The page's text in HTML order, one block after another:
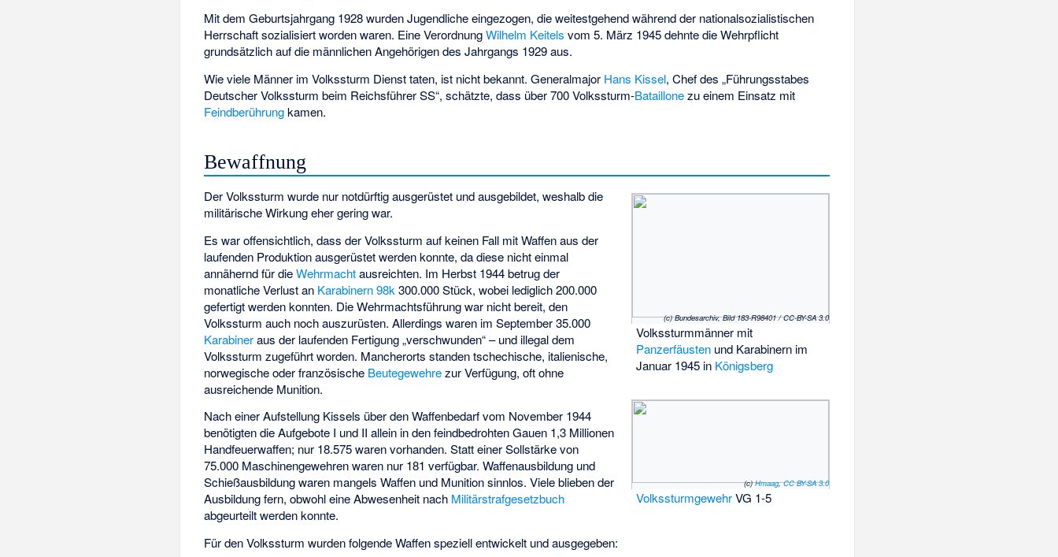
Mit dem Geburtsjahrgang 1928 wurden Jugendliche eingezogen, die weitestgehend während der nationalsozialistischen
Herrschaft sozialisiert worden waren. Eine VerordnungWilhelm Keitels vom 5. März 1945 dehnte die Wehrpflicht
grundsätzlich auf die männlichen Angehörigen des Jahrgangs 1929 aus.
Wie viele Männer im Volkssturm Dienst taten, ist nicht bekannt. Generalmajor Hans Kissel, Chef des „Führungsstabes
Deutscher Volkssturm beim Reichsführer SS“, schätzte, dass über 700 Volkssturm-Bataillonezu einem Einsatz mit
Feindberührungkamen.
Bewaffnung
(c) Bundesarchiv, Bild 183-R98401 / CC-BY-SA 3.0
Volkssturmmänner mit
Panzerfäusten und Karabinern im
Januar 1945 in Königsberg
(c)Hmaag,CC BY-SA 3.0
VolkssturmgewehrVG 1-5
Der Volkssturm wurde nur notdürftig ausgerüstet und ausgebildet, weshalb die
militärische Wirkung eher gering war.
Es war offensichtlich, dass der Volkssturm auf keinen Fall mit Waffen aus der
laufenden Produktion ausgerüstet werden konnte, da diese nicht einmal
annähernd für dieWehrmachtausreichten. Im Herbst 1944 betrug der
monatliche Verlust an Karabinern 98k 300.000 Stück, wobei lediglich 200.000
gefertigt werden konnten. Die Wehrmachtsführung war nicht bereit, den
Volkssturm auch noch auszurüsten. Allerdings waren im September 35.000
Karabineraus der laufenden Fertigung „verschwunden“ – und illegal dem
Volkssturm zugeführt worden. Mancherorts standen tschechische, italienische,
norwegische oder französische Beutegewehrezur Verfügung, oft ohne
ausreichende Munition.
Nach einer Aufstellung Kissels über den Waffenbedarf vom November 1944
benötigten die Aufgebote I und II allein in den feindbedrohten Gauen 1,3 Millionen
Handfeuerwaffen; nur 18.575 waren vorhanden. Statt einer Sollstärke von
75.000 Maschinengewehren waren nur 181 verfügbar. Waffenausbildung und
Schießausbildung waren mangels Waffen und Munition sinnlos. Viele blieben der
Ausbildung fern, obwohl eine Abwesenheit nach Militärstrafgesetzbuch
abgeurteilt werden konnte.
Für den Volkssturm wurden folgende Waffen speziell entwickelt und ausgegeben: